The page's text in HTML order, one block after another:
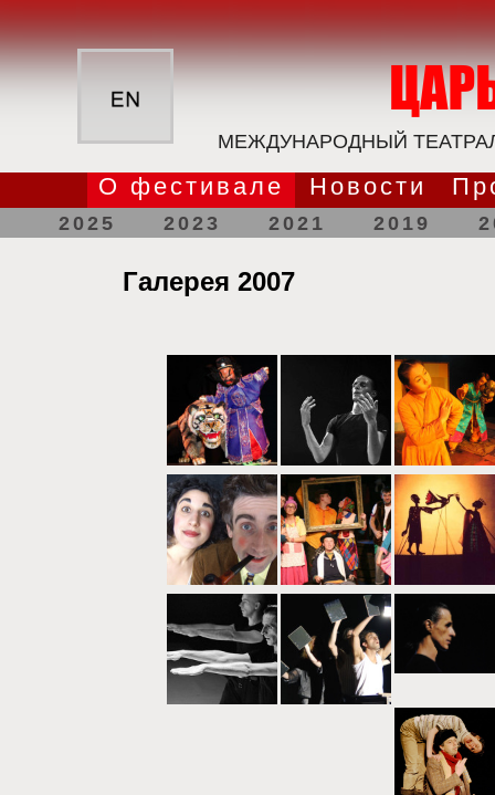
МЕЖДУНАРОДНЫЙ
О фестивале Новости
2025 2023 2021 2019
Галерея 2007